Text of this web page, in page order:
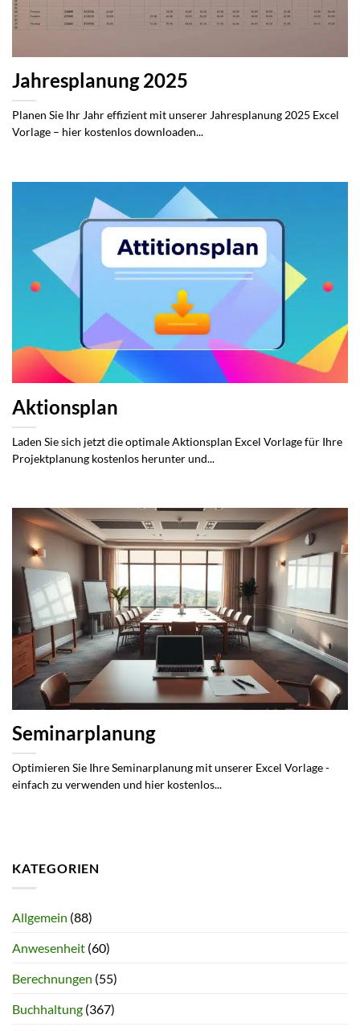
Jahresplanung 2025
Planen Sie Ihr Jahr effizient mit unserer Jahresplanung 2025 Excel
Vorlage – hier kostenlos downloaden...
Aktionsplan
Laden Sie sich jetzt die optimale Aktionsplan Excel Vorlage für Ihre
Projektplanung kostenlos herunter und...
Seminarplanung
Optimieren Sie Ihre Seminarplanung mit unserer Excel Vorlage -
einfach zu verwenden und hier kostenlos...
KATEGORIEN
Allgemein (88)
Anwesenheit (60)
Berechnungen (55)
Buchhaltung (367)